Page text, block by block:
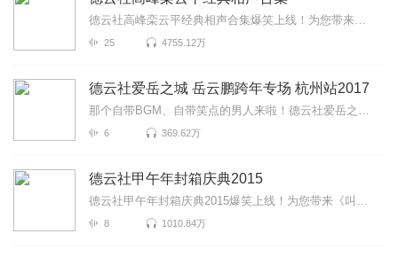
德云社高峰栾云平经典相声合集爆笑上线！为您带来《面相》《口吐莲花》《舞台事故》等高能相声！各种爆...
25 4755.12万
德云社爱岳之城 岳云鹏跨年专场 杭州站2017
那个自带BGM、自带笑点的男人来啦！德云社爱岳之城岳云鹏跨年专场杭州站2017爆笑来袭！更有《学歌曲》...
6 369.62万
德云社甲午年封箱庆典2015
德云社甲午年封箱庆典2015爆笑上线！为您带来《叫卖图》《歪唱》《天天向上》等高能相声！各种爆笑包袱...
8 1010.84万